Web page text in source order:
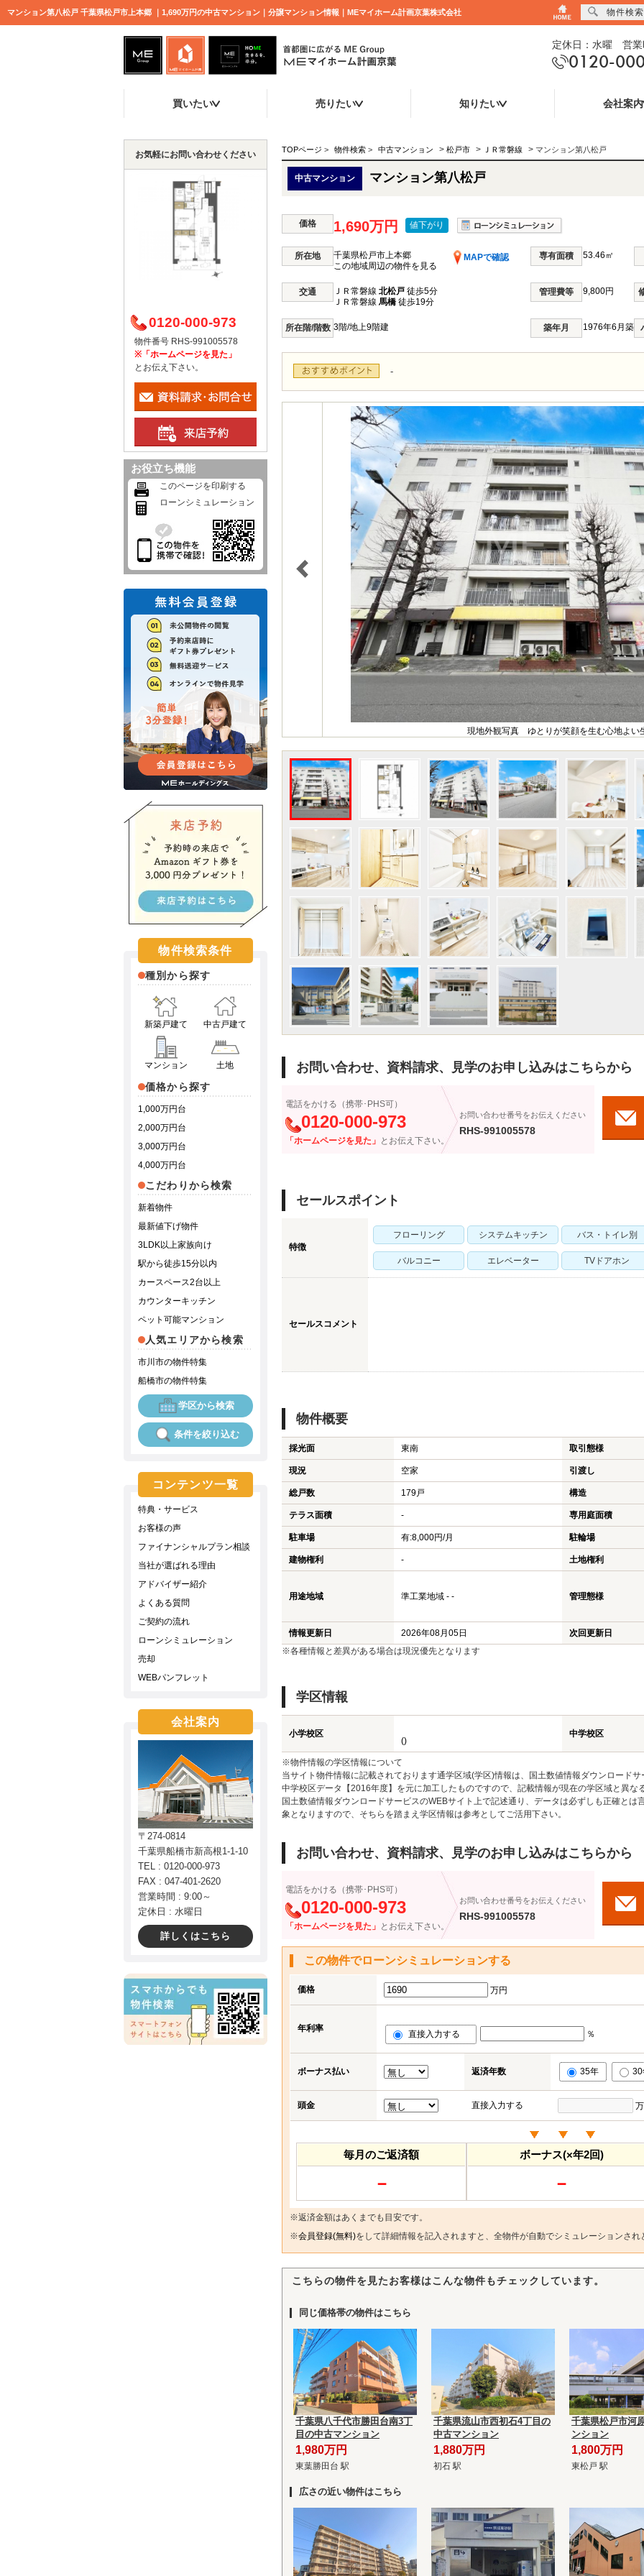
マンション第八松戸 千葉県松戸市上本郷 ｜1,690万円の中古マンション｜分譲マンション情報｜MEマイホーム計画京葉株式会社
定休日：水曜 営業
0120-
買いたい 売りたい 知りたい 会社案内
TOPページ > 物件検索 > 中古マンション > 松戸市 > ＪＲ常磐線 > マンション第八松戸
中古マンション マンション第八松戸
価格 1,690万円 値下がり
所在地 千葉県松戸市上本郷
MAPで確認
この地域周辺の物件を見る
専有面積 53.46㎡
交通 ＪＲ常磐線 北松戸 徒歩5分
ＪＲ常磐線 馬橋 徒歩19分
管理費等 9,800円
所在階/階数 3階/地上9階建 築年月 1976年6月築
-
現地外観写真 ゆとりが笑顔を生む心地よい
お問い合わせ、資料請求、見学のお申し込みはこちらから
電話をかける（携帯･PHS可）
0120-000-973
「ホームページを見た」 とお伝え下さい。
お問い合わせ番号をお伝えください
RHS-991005578
セールスポイント
特徴
フローリング システムキッチン バス・トイレ別
バルコニー エレベーター TVドアホン
セールスコメント
物件概要
採光面 東南 取引態様
現況 空家 引渡し
総戸数 179戸 構造
テラス面積 - 専用庭面積
駐車場 有:8,000円/月 駐輪場
建物権利 - 土地権利
用途地域 準工業地域 - - 管理態様
情報更新日 2026年08月05日
次回更新日
※各種情報と差異がある場合は現況優先となります
学区情報
小学校区
()
中学校区
※物件情報の学区情報について
当サイト物件情報に記載されております通学区域(学区)情報は、国土数値情報ダウンロード
中学校区データ【2016年度】を元に加工したものですので、記載情報が現在の学区域と異な
国土数値情報ダウンロードサービスのWEBサイト上で記述通り、データは必ずしも正確と
象となりますので、そちらを踏まえ学区情報は参考としてご活用下さい。
お問い合わせ、資料請求、見学のお申し込みはこちらから
電話をかける（携帯･PHS可）
0120-000-973
「ホームページを見た」 とお伝え下さい。
お問い合わせ番号をお伝えください
RHS-991005578
この物件でローンシミュレーションする
価格 万円
年利率
直接入力する ％
ボーナス払い 返済年数 35年 30
頭金 直接入力する
毎月のご返済額
－
ボーナス(×年2回)
－
※返済金額はあくまでも目安です。
※会員登録(無料)をして詳細情報を記入されますと、全物件が自動でシミュレーションさ
こちらの物件を見たお客様はこんな物件もチェックしています。
同じ価格帯の物件はこちら
千葉県八千代市勝田台南3丁
目の中古マンション
1,980万円
東葉勝田台 駅
千葉県流山市西初石4丁目の
中古マンション
1,880万円
初石 駅
千葉県松戸市河
ンション
1,800万円
東松戸 駅
広さの近い物件はこちら
お気軽にお問い合わせください
0120-000-973
物件番号 RHS-991005578
※「ホームページを見た」
とお伝え下さい。
お役立ち機能
このページを印刷する
ローンシミュレーション
物件検索条件
種別から探す
新築戸建て 中古戸建て
マンション 土地
価格から探す
1,000万円台
2,000万円台
3,000万円台
4,000万円台
こだわりから検索
新着物件
最新値下げ物件
3LDK以上家族向け
駅から徒歩15分以内
カースペース2台以上
カウンターキッチン
ペット可能マンション
人気エリアから検索
市川市の物件特集
船橋市の物件特集
学区から検索
条件を絞り込む
コンテンツ一覧
特典・サービス
お客様の声
ファイナンシャルプラン相談
当社が選ばれる理由
アドバイザー紹介
よくある質問
ご契約の流れ
ローンシミュレーション
売却
WEBパンフレット
会社案内
〒274-0814
千葉県船橋市新高根1-1-10
TEL : 0120-000-973
FAX : 047-401-2620
営業時間 : 9:00～
定休日 : 水曜日
詳しくはこちら
物件検索